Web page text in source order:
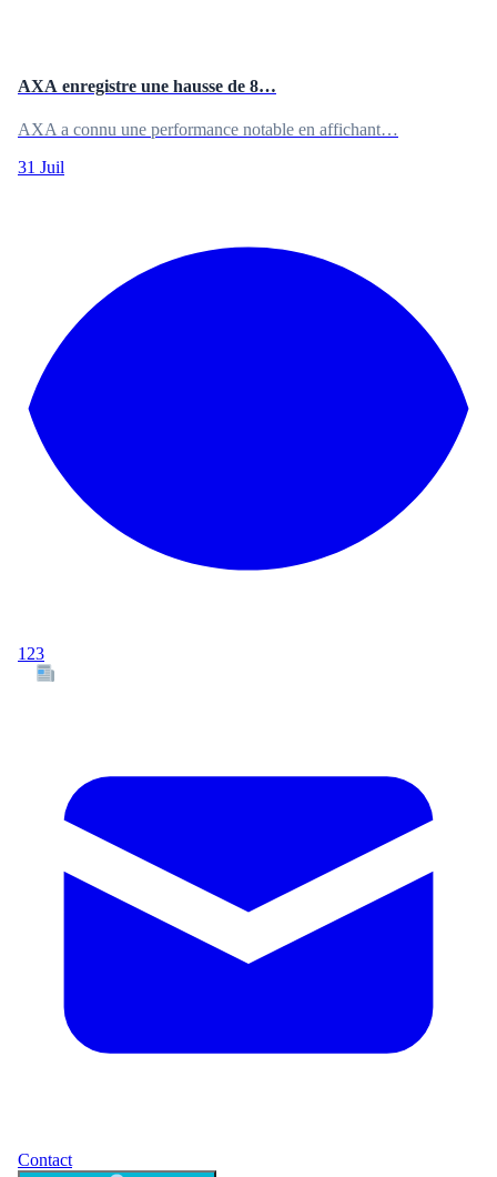
AXA enregistre une hausse de 8…
AXA a connu une performance notable en affichant…
31 Juil
123
Contact